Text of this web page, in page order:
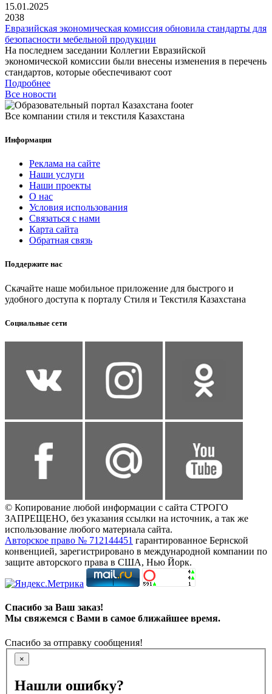
15.01.2025
2038
Евразийская экономическая комиссия обновила стандарты для
безопасности мебельной продукции
На последнем заседании Коллегии Евразийской
экономической комиссии были внесены изменения в перечень
стандартов, которые обеспечивают соот
Подробнее
Все новости
Все компании стиля и текстиля Казахстана
Информация
Реклама на сайте
Наши услуги
Наши проекты
О нас
Условия использования
Связаться с нами
Карта сайта
Обратная связь
Поддержите нас
Скачайте наше мобильное приложение для быстрого и
удобного доступа к порталу Стиля и Текстиля Казахстана
Социальные сети
© Копирование любой информации с сайта СТРОГО
ЗАПРЕЩЕНО, без указания ссылки на источник, а так же
использование любого материала сайта.
Авторское право № 712144451 гарантированное Бернской
конвенцией, зарегистрировано в международной компании по
защите авторского права в США, Нью Йорк.
Спасибо за Ваш заказ!
Мы свяжемся с Вами в самое ближайшее время.
Спасибо за отправку сообщения!
×
Нашли ошибку?